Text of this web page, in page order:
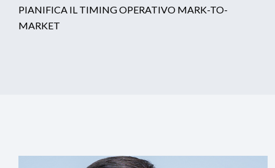
PIANIFICA IL TIMING OPERATIVO MARK-TO-
MARKET